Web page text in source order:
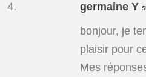
germaine Y
bonjour, je
plaisir pour
Mes